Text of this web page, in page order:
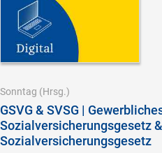
Sonntag (Hrsg.)
GSVG & SVSG |
Sozialversicherungsgesetz
Sozialversicherungsgesetz